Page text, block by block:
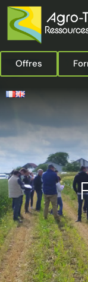
Offres